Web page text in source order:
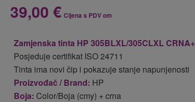
39,00€ Cijena s PDV om
Zamjenska tinta HP 305BLXL/305CLXL
Posjeduje certifikat ISO 24711
Tinta ima novi čip i pokazuje stanje napunjenosti
Proizvođač / Brand: HP
Boja: Color/Boja (cmy) + crna